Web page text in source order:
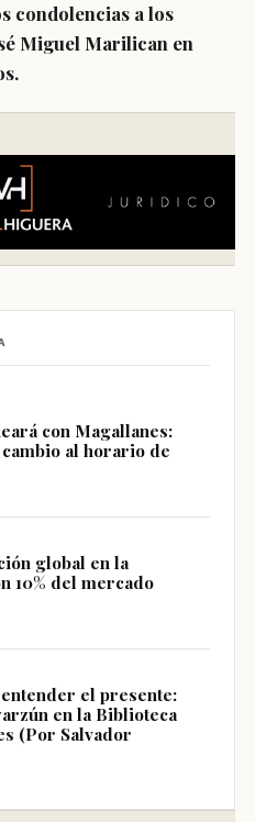
condolencias a los
Miguel Marilican en
con Magallanes:
al horario de
global en la
10% del mercado
el presente:
en la Biblioteca
(Por Salvador